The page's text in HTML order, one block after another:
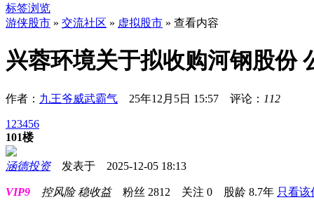
标签浏览
游侠股市 » 交流社区 » 虚拟股市 » 查看内容
兴蓉环境关于拟收购河钢股份
作者： 九王爷威武霸气 25年12月5日 15:57 评论： 112
1 23456
101楼
涵德投资发表于 2025-12-05 18:13
VIP9 控风险 稳收益粉丝 2812 关注 0 股龄 8.7年 只看该